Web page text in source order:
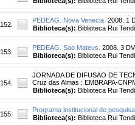
152.
PEDEAG. Nova Venecia. 2008. 1
Biblioteca(s): Biblioteca Rui
153.
PEDEAG. Sao Mateus. 2008. 3
Biblioteca(s): Biblioteca Rui
154.
JORNADA DE DIFUSAO DE
Cruz das Almas : EMBRAPA-
Biblioteca(s): Biblioteca Rui
155.
Programa institucional de
Biblioteca(s): Biblioteca Rui